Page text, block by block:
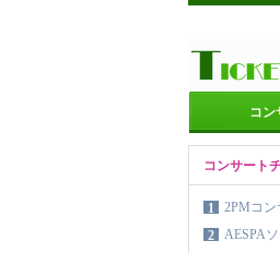
コン
コンサート
1
2PMコン
2
AESPA